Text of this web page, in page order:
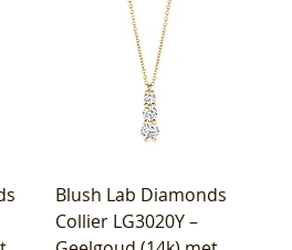
Blush Lab Diamonds
Collier LG3020Y –